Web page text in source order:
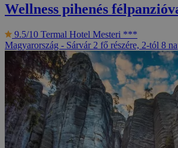
Wellness pihenés
9.5/10 Termal Hotel Mesteri ***
Magyarország - Sárvár 2 fő részére, 2-tól 8